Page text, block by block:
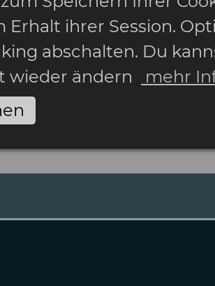
Erhalt ihrer Session.
abschalten. Du
wieder ändern
mehr